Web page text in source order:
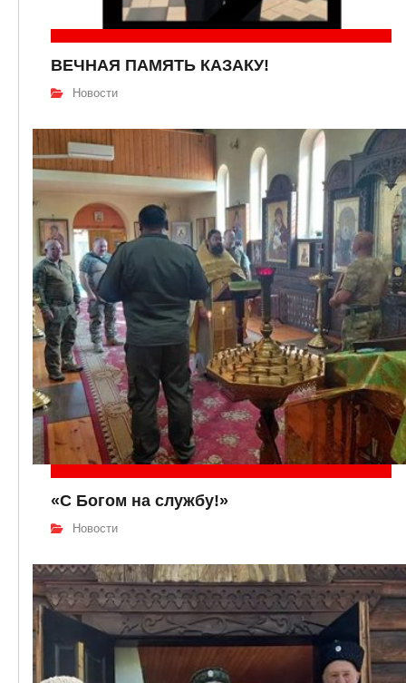
ВЕЧНАЯ ПАМЯТЬ КАЗАКУ!
Новости
«С Богом на службу!»
Новости